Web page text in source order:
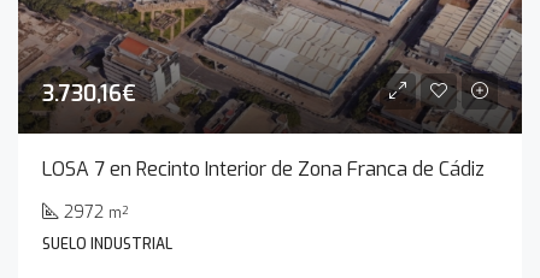
3.730,16€
LOSA 7 en Recinto Interior de Zona Franca de Cádiz
2972 m²
SUELO INDUSTRIAL